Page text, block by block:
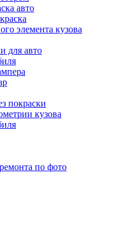
авто
элемента кузова
для авто
покраски
кузова
по фото